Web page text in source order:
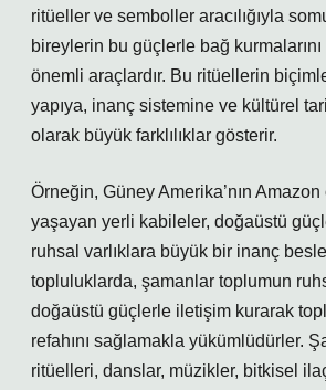
ritüeller ve semboller aracılığıyla
bireylerin bu güçlerle bağ
önemli araçlardır. Bu ritüellerin
yapıya, inanç sistemine ve kültürel
olarak büyük farklılıklar gösterir.
Örneğin, Güney Amerika’nın Amazon
yaşayan yerli kabileler, doğaüstü
ruhsal varlıklara büyük bir inanç
topluluklarda, şamanlar toplumun
doğaüstü güçlerle iletişim kurarak
refahını sağlamakla yükümlüdürler.
ritüelleri, danslar, müzikler, bitkisel